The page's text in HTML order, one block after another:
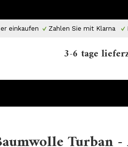
einkaufen Zahlen Sie mit Klarna
3-6 tage